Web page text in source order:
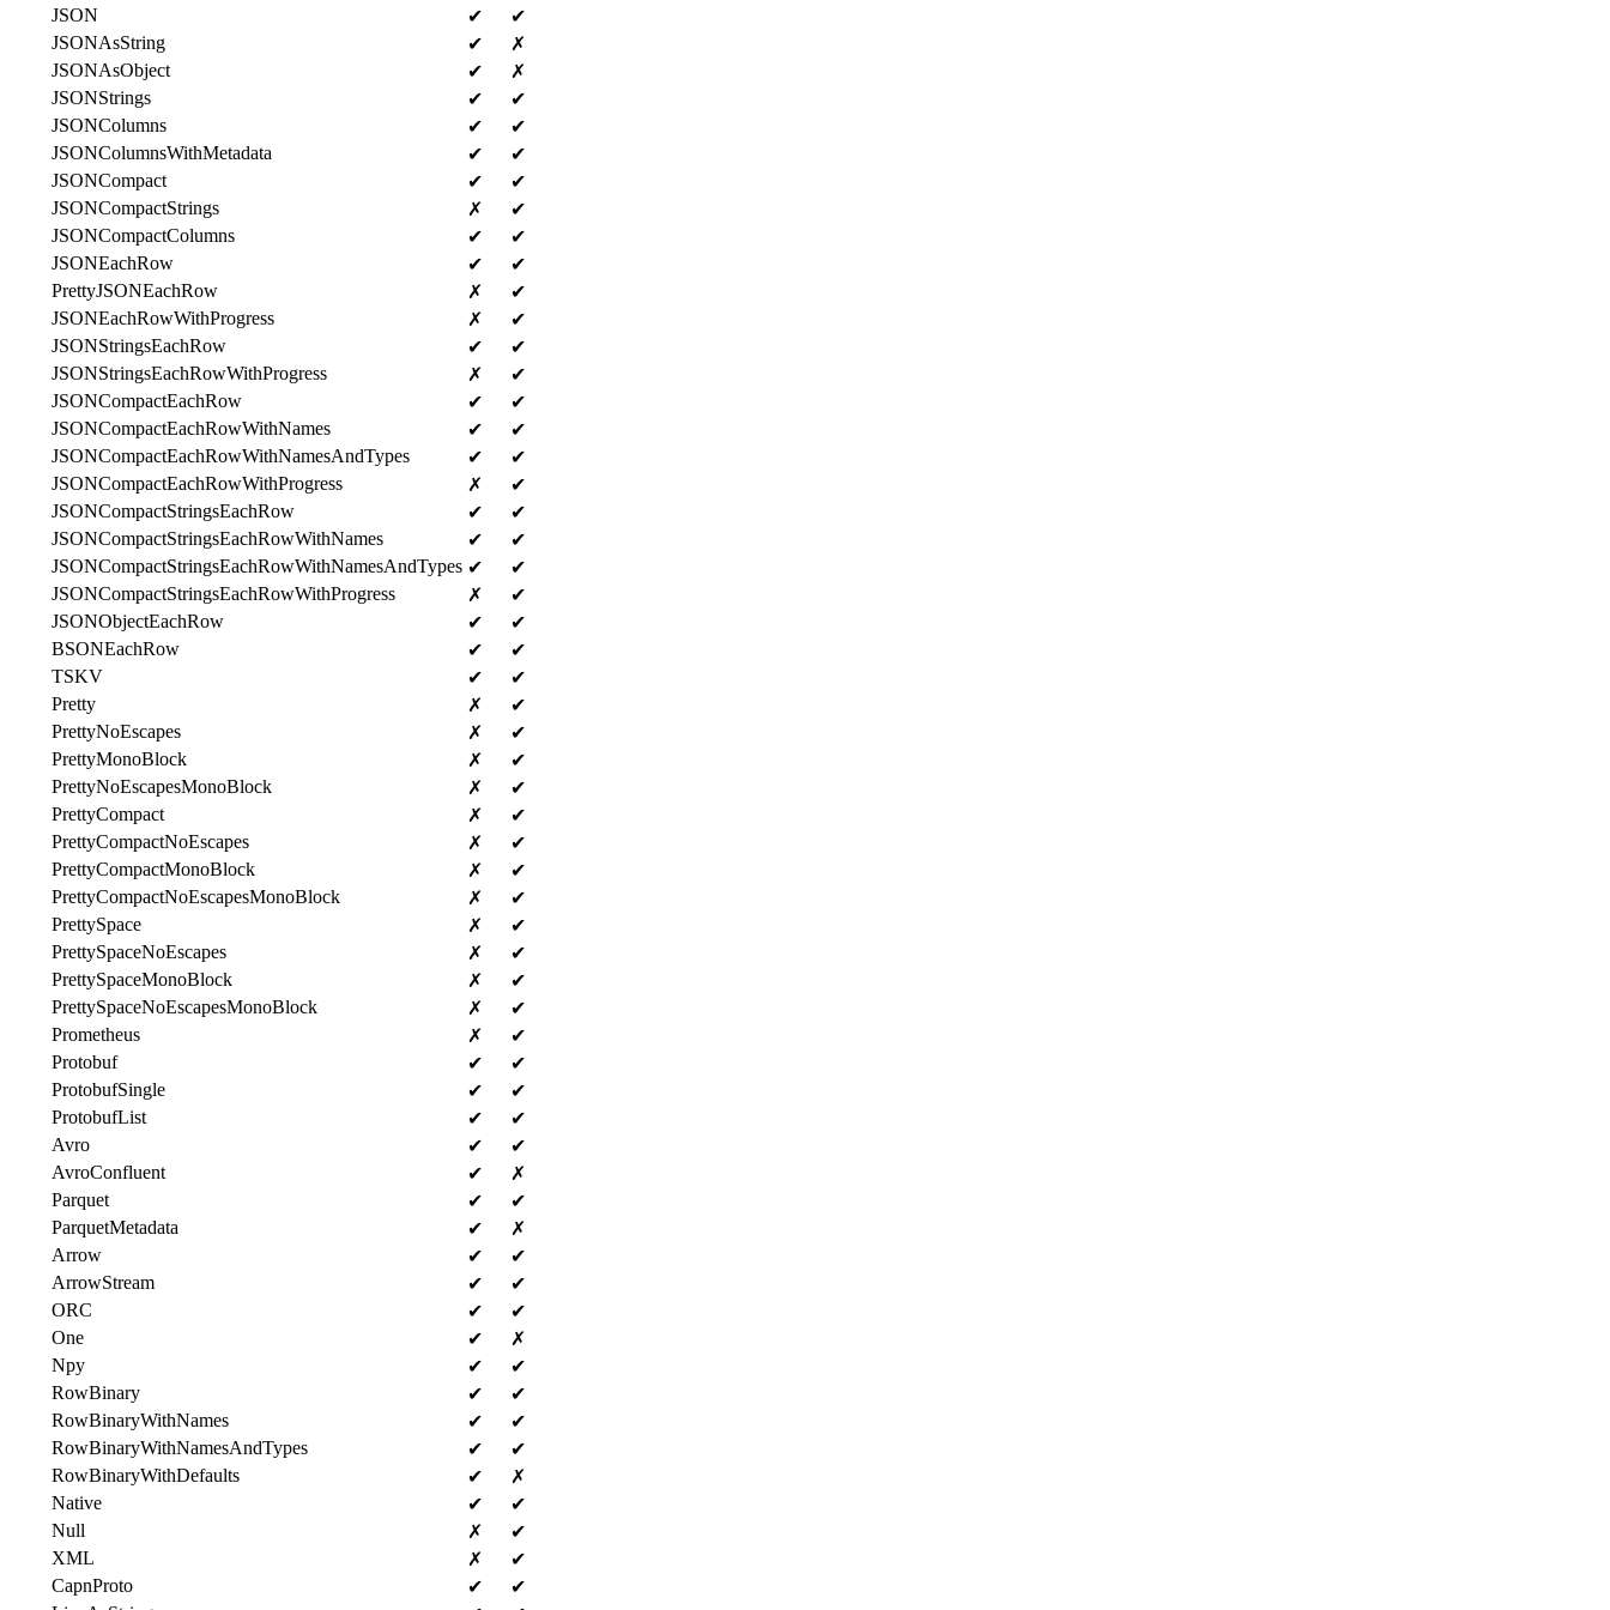
JSON
✔
✔
JSONAsString
✔
✗
JSONAsObject
✔
✗
JSONStrings
✔
✔
JSONColumns
✔
✔
JSONColumnsWithMetadata
✔
✔
JSONCompact
✔
✔
JSONCompactStrings
✗
✔
JSONCompactColumns
✔
✔
JSONEachRow
✔
✔
PrettyJSONEachRow
✗
✔
JSONEachRowWithProgress
✗
✔
JSONStringsEachRow
✔
✔
JSONStringsEachRowWithProgress
✗
✔
JSONCompactEachRow
✔
✔
JSONCompactEachRowWithNames
✔
✔
JSONCompactEachRowWithNamesAndTypes
✔
✔
JSONCompactEachRowWithProgress
✗
✔
JSONCompactStringsEachRow
✔
✔
JSONCompactStringsEachRowWithNames
✔
✔
JSONCompactStringsEachRowWithNamesAndTypes ✔
✔
JSONCompactStringsEachRowWithProgress
✗
✔
JSONObjectEachRow
✔
✔
BSONEachRow
✔
✔
TSKV
✔
✔
Pretty
✗
✔
PrettyNoEscapes
✗
✔
PrettyMonoBlock
✗
✔
PrettyNoEscapesMonoBlock
✗
✔
PrettyCompact
✗
✔
PrettyCompactNoEscapes
✗
✔
PrettyCompactMonoBlock
✗
✔
PrettyCompactNoEscapesMonoBlock
✗
✔
PrettySpace
✗
✔
PrettySpaceNoEscapes
✗
✔
PrettySpaceMonoBlock
✗
✔
PrettySpaceNoEscapesMonoBlock
✗
✔
Prometheus
✗
✔
Protobuf
✔
✔
ProtobufSingle
✔
✔
ProtobufList
✔
✔
Avro
✔
✔
AvroConfluent
✔
✗
Parquet
✔
✔
ParquetMetadata
✔
✗
Arrow
✔
✔
ArrowStream
✔
✔
ORC
✔
✔
One
✔
✗
Npy
✔
✔
RowBinary
✔
✔
RowBinaryWithNames
✔
✔
RowBinaryWithNamesAndTypes
✔
✔
RowBinaryWithDefaults
✔
✗
Native
✔
✔
Null
✗
✔
XML
✗
✔
CapnProto
✔
✔